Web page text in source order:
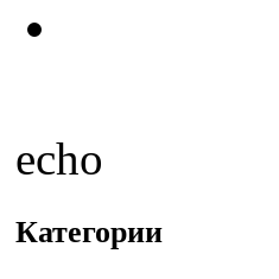
echo
Категории